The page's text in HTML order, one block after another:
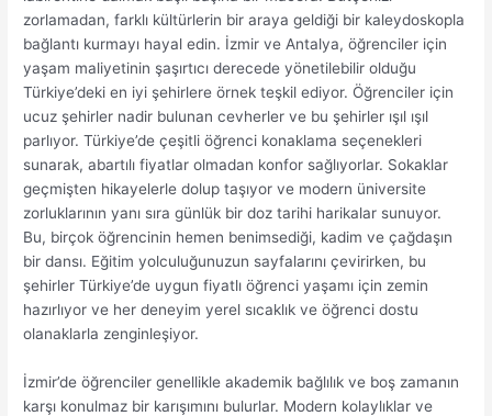
zorlamadan, farklı kültürlerin bir araya geldiği bir kaleydoskopla
bağlantı kurmayı hayal edin. İzmir ve Antalya, öğrenciler için
yaşam maliyetinin şaşırtıcı derecede yönetilebilir olduğu
Türkiye’deki en iyi şehirlere örnek teşkil ediyor. Öğrenciler için
ucuz şehirler nadir bulunan cevherler ve bu şehirler ışıl ışıl
parlıyor. Türkiye’de çeşitli öğrenci konaklama seçenekleri
sunarak, abartılı fiyatlar olmadan konfor sağlıyorlar. Sokaklar
geçmişten hikayelerle dolup taşıyor ve modern üniversite
zorluklarının yanı sıra günlük bir doz tarihi harikalar sunuyor.
Bu, birçok öğrencinin hemen benimsediği, kadim ve çağdaşın
bir dansı. Eğitim yolculuğunuzun sayfalarını çevirirken, bu
şehirler Türkiye’de uygun fiyatlı öğrenci yaşamı için zemin
hazırlıyor ve her deneyim yerel sıcaklık ve öğrenci dostu
olanaklarla zenginleşiyor.
İzmir’de öğrenciler genellikle akademik bağlılık ve boş zamanın
karşı konulmaz bir karışımını bulurlar. Modern kolaylıklar ve